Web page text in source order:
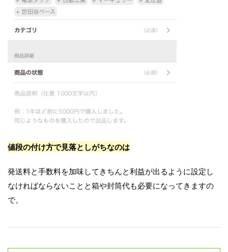
値段の付け方で見落としがちなのは
発送料と手数料を加味してきちんと利益が出るように設定し
なければならないことと箱や封筒代も必要になってきますの
で。